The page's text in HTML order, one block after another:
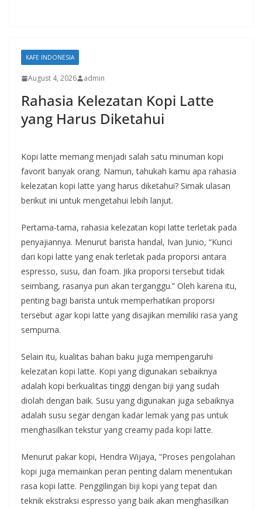
KAFE INDONESIA
August 4, 2026 admin
Rahasia Kelezatan Kopi Latte
yang Harus Diketahui
Kopi latte memang menjadi salah satu minuman kopi
favorit banyak orang. Namun, tahukah kamu apa rahasia
kelezatan kopi latte yang harus diketahui? Simak ulasan
berikut ini untuk mengetahui lebih lanjut.
Pertama-tama, rahasia kelezatan kopi latte terletak pada
penyajiannya. Menurut barista handal, Ivan Junio, “Kunci
dari kopi latte yang enak terletak pada proporsi antara
espresso, susu, dan foam. Jika proporsi tersebut tidak
seimbang, rasanya pun akan terganggu.” Oleh karena itu,
penting bagi barista untuk memperhatikan proporsi
tersebut agar kopi latte yang disajikan memiliki rasa yang
sempurna.
Selain itu, kualitas bahan baku juga mempengaruhi
kelezatan kopi latte. Kopi yang digunakan sebaiknya
adalah kopi berkualitas tinggi dengan biji yang sudah
diolah dengan baik. Susu yang digunakan juga sebaiknya
adalah susu segar dengan kadar lemak yang pas untuk
menghasilkan tekstur yang creamy pada kopi latte.
Menurut pakar kopi, Hendra Wijaya, “Proses pengolahan
kopi juga memainkan peran penting dalam menentukan
rasa kopi latte. Penggilingan biji kopi yang tepat dan
teknik ekstraksi espresso yang baik akan menghasilkan